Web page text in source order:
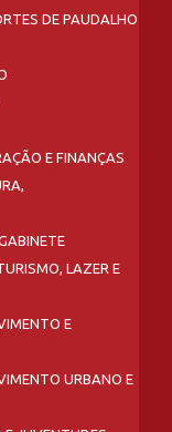
DE PAUDALHO
E FINANÇAS
LAZER E
E
URBANO E